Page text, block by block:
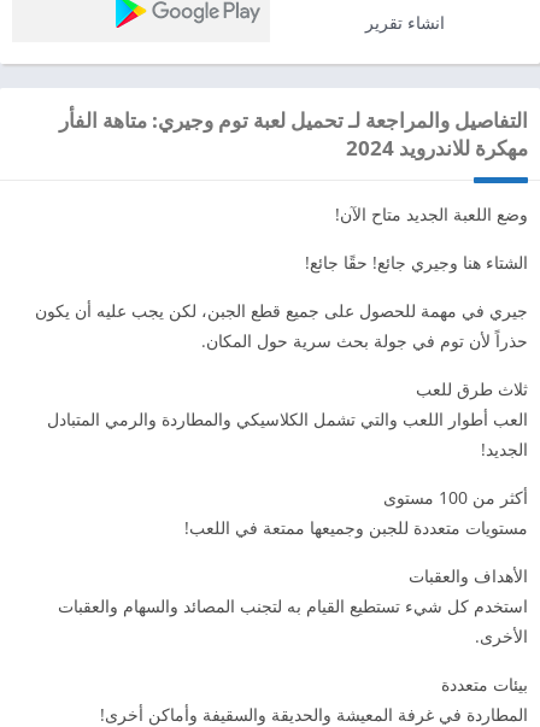
انشاء تقرير
التفاصيل والمراجعة لـ تحميل لعبة توم وجيري: متاهة الفأر
مهكرة للاندرويد 2024
وضع اللعبة الجديد متاح الآن!
الشتاء هنا وجيري جائع! حقًا جائع!
جيري في مهمة للحصول على جميع قطع الجبن، لكن يجب عليه أن يكون
حذراً لأن توم في جولة بحث سرية حول المكان.
ثلاث طرق للعب
العب أطوار اللعب والتي تشمل الكلاسيكي والمطاردة والرمي المتبادل
الجديد!
أكثر من 100 مستوى
مستويات متعددة للجبن وجميعها ممتعة في اللعب!
الأهداف والعقبات
استخدم كل شيء تستطيع القيام به لتجنب المصائد والسهام والعقبات
الأخرى.
بيئات متعددة
المطاردة في غرفة المعيشة والحديقة والسقيفة وأماكن أخرى!